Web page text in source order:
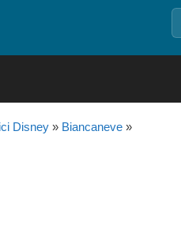
Disney» Biancaneve»